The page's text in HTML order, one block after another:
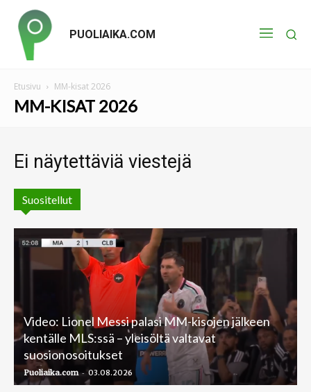
PUOLIAIKA.COM
Etusivu MM-kisat 2026
MM-KISAT 2026
Ei näytettäviä viestejä
Suositellut
Video: Lionel Messi palasi MM-kisojen jälkeen
kentälle MLS:ssä – yleisöltä valtavat
suosionosoitukset
Puoliaika.com - 03.08.2026